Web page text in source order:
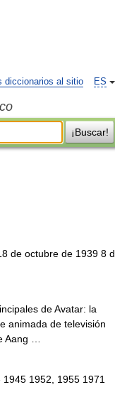
ES
diccionarios al sitio
¡Buscar!
de octubre de 1939 8 d
de Avatar: la
animada de televisión
Aang …
1952, 1955 1971